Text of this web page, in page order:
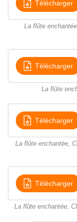
Télécharger
La flûte
Télécharger
La flûte
Télécharger
La flûte enchantée,
Télécharger
La flûte enchantée,